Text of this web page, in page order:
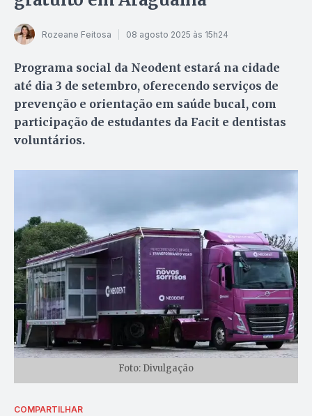
Rozeane Feitosa 08 agosto 2025 às 15h24
Programa social da Neodent estará na cidade
até dia 3 de setembro, oferecendo serviços de
prevenção e orientação em saúde bucal, com
participação de estudantes da Facit e dentistas
voluntários.
Foto: Divulgação
COMPARTILHAR